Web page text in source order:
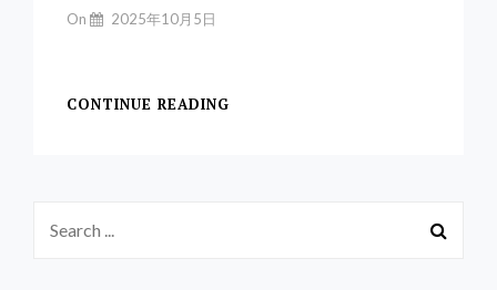
By
On 2025年10月5日
CONTINUE READING